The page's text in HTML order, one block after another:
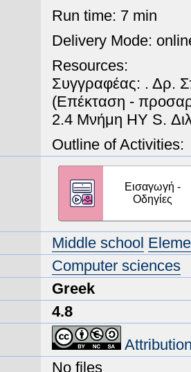
Run time: 7 min
Delivery Mode:
Resources:
Συγγραφέας: . Δρ.
(Επέκταση -
2.4 Μνήμη ΗΥ S.
Outline of Activities:
Middle school
Computer sciences
Greek
4.8
No files